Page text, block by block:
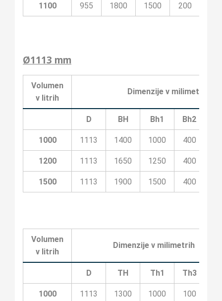
1100 955 1800 1500 200
Ø1113 mm
Volumen
v litrih
Dimenzije v milimetrih
D BH Bh1 Bh2
1000 1113 1400 1000 400
1200 1113 1650 1250 400
1500 1113 1900 1500 400
Volumen
v litrih
Dimenzije v milimetrih
D TH Th1 Th3
1000 1113 1300 1000 100